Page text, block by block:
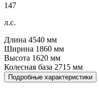
147
л.с.
Длина 4540 мм
Ширина 1860 мм
Высота 1620 мм
Колесная база 2715 мм
Подробные характеристики